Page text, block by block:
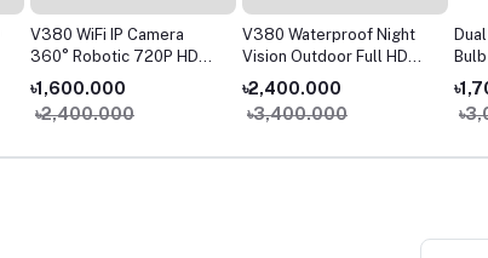
V380 WiFi IP Camera
360° Robotic 720P HD
Night Vision Security
Camera with Two Way
Audio
৳1,600.000
৳2,400.000
V380 Waterproof Night
Vision Outdoor Full HD
Wifi Camera
৳2,400.000
৳3,400.000
Bulb